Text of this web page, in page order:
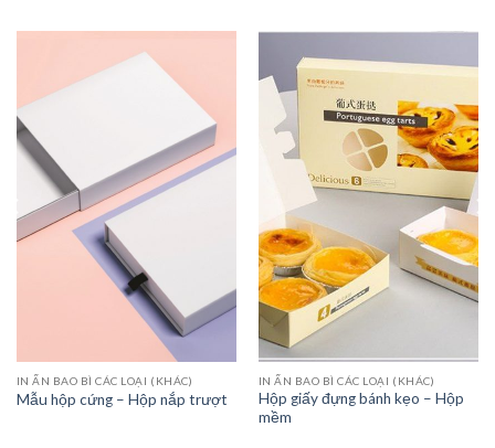
IN ẤN BAO BÌ CÁC LOẠI (KHÁC)
Mẫu hộp cứng – Hộp nắp trượt
IN ẤN BAO BÌ CÁC LOẠI (KHÁC)
Hộp giấy đựng bánh kẹo – Hộp
mềm